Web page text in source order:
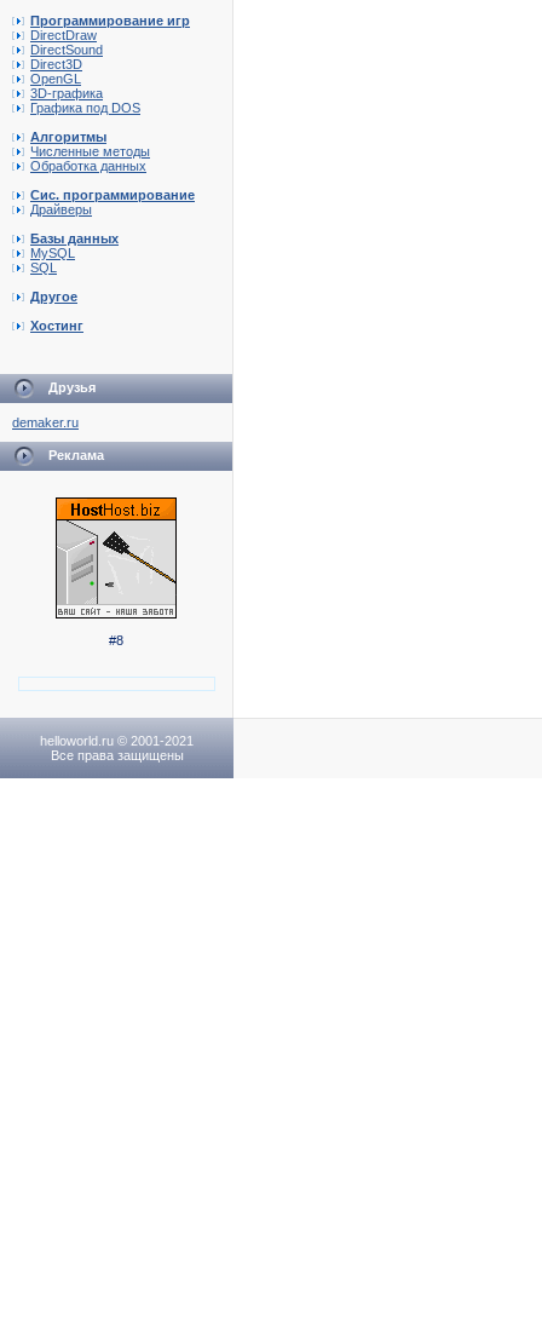
Программирование игр
DirectDraw
DirectSound
Direct3D
OpenGL
3D-графика
Графика под DOS
Алгоритмы
Численные методы
Обработка данных
Сис. программирование
Драйверы
Базы данных
MySQL
SQL
Другое
Хостинг
Друзья
demaker.ru
Реклама
#8
helloworld.ru © 2001-2021
Все права защищены